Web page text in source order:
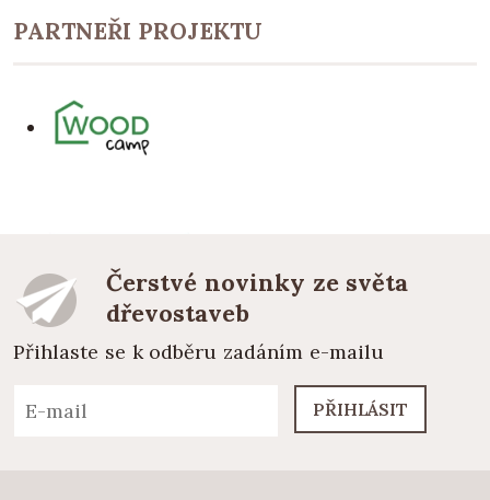
PARTNEŘI PROJEKTU
Čerstvé novinky ze světa
dřevostaveb
Přihlaste se k odběru zadáním e-mailu
PŘIHLÁSIT